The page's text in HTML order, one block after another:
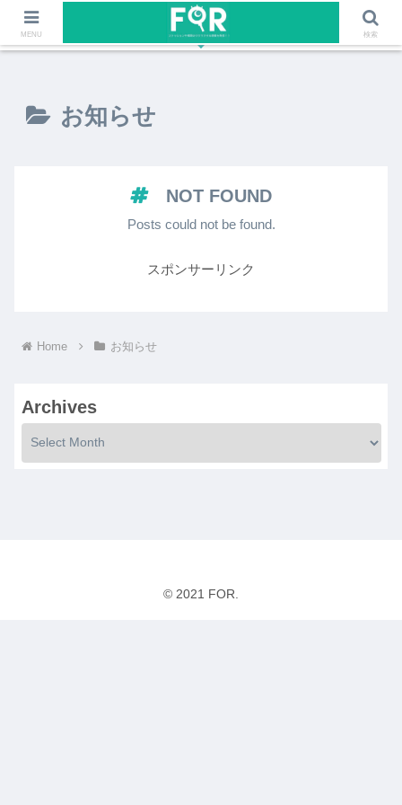
ファッションや福岡のワクワクする情報を発信！！
お知らせ
NOT FOUND
Posts could not be found.
スポンサーリンク
Home お知らせ
Archives
© 2021 FOR.
MENU 検索